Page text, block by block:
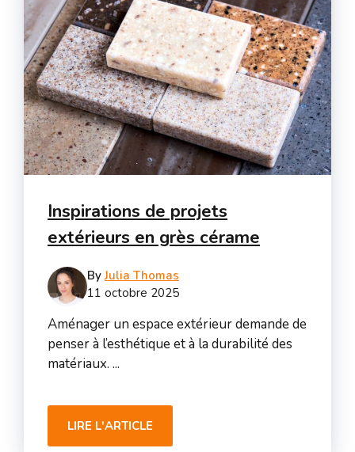
Inspirations de projets
extérieurs en grès cérame
ByJulia Thomas
11 octobre 2025
Aménager un espace extérieur demande de
penser à l’esthétique et à la durabilité des
matériaux. ...
LIRE L'ARTICLE